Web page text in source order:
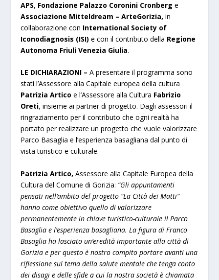
APS, Fondazione Palazzo Coronini Cronberg e
Associazione Mitteldream – ArteGorizia,in
collaborazione con International Society of
Iconodiagnosis (ISI) e con il contributo della Regione
Autonoma Friuli Venezia Giulia.
LE DICHIARAZIONI –A presentare il programma sono
stati l’Assessore alla Capitale europea della cultura
Patrizia Artico e l’Assessore alla Cultura Fabrizio
Oreti, insieme ai partner di progetto. Dagli assessori il
ringraziamento per il contributo che ogni realtà ha
portato per realizzare un progetto che vuole valorizzare
Parco Basaglia e l’esperienza basagliana dal punto di
vista turistico e culturale.
Patrizia Artico,Assessore alla Capitale Europea della
Cultura del Comune di Gorizia: “Gli appuntamenti
pensati nell’ambito del progetto “La Città dei Matti”
hanno come obiettivo quello di valorizzare
permanentemente in chiave turistico-culturale il Parco
Basaglia e l’esperienza basagliana. La figura di Franco
Basaglia ha lasciato un’eredità importante alla città di
Gorizia e per questo è nostro compito portare avanti una
riflessione sul tema della salute mentale che tenga conto
dei disagi e delle sfide a cui la nostra società è chiamata